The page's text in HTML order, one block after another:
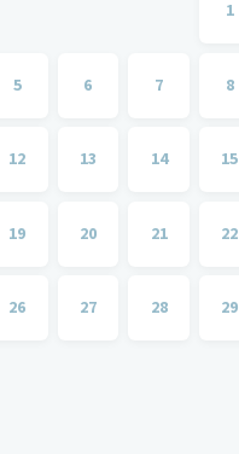
1
5 6 7 8
12 13 14 15
19 20 21 22
26 27 28 29